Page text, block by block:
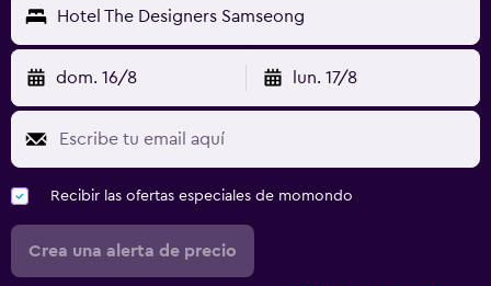
Hotel The Designers Samseong
dom. 16/8 lun. 17/8
Recibir las ofertas especiales de momondo
Crea una alerta de precio